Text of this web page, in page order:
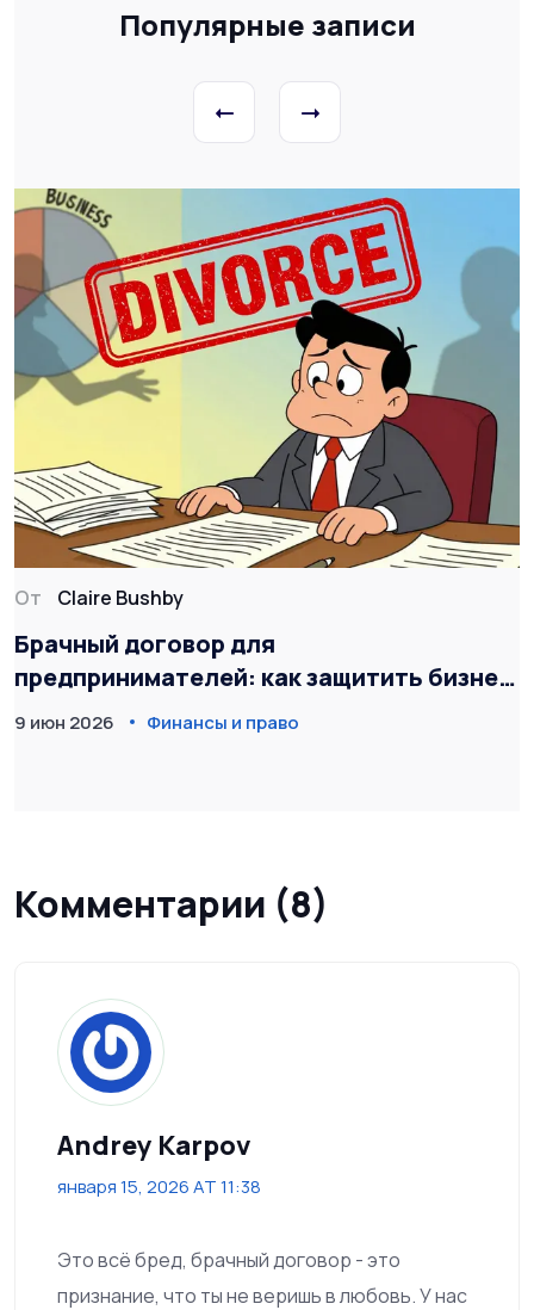
Популярные записи
От Claire Bushby
Брачный договор для
предпринимателей: как защитить бизнес
от раздела при разводе
9 июн 2026 Финансы и право
Комментарии (8)
Andrey Karpov
января 15, 2026 AT 11:38
Это всё бред, брачный договор - это
признание, что ты не веришь в любовь. У нас